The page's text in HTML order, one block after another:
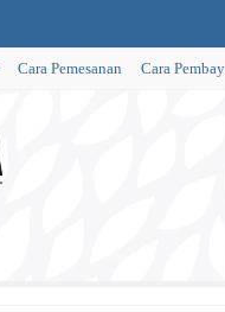
Cara Pemesanan Cara